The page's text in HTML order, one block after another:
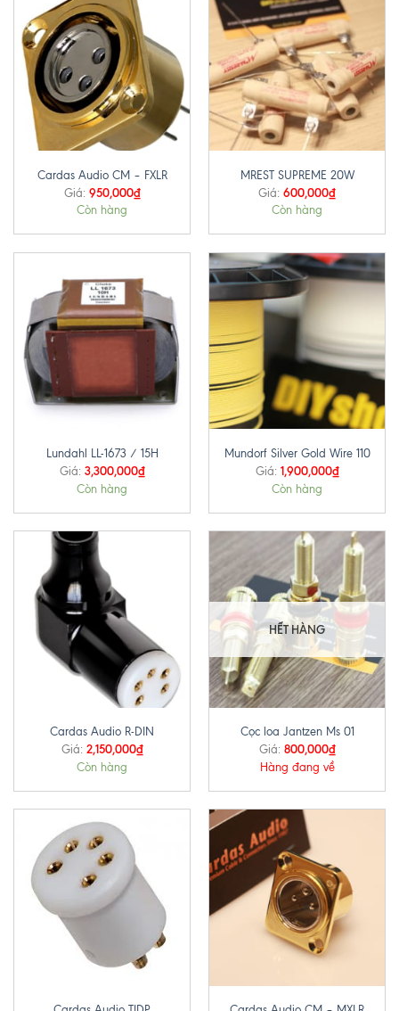
Cardas Audio CM – FXLR
Giá: 950,000₫
Còn hàng
MREST SUPREME 20W
Giá: 600,000₫
Còn hàng
Lundahl LL-1673 / 15H
Giá: 3,300,000₫
Còn hàng
Mundorf Silver Gold Wire 110
Giá: 1,900,000₫
Còn hàng
Cardas Audio R-DIN
Giá: 2,150,000₫
Còn hàng
HẾT HÀNG
Cọc loa Jantzen Ms 01
Giá: 800,000₫
Hàng đang về